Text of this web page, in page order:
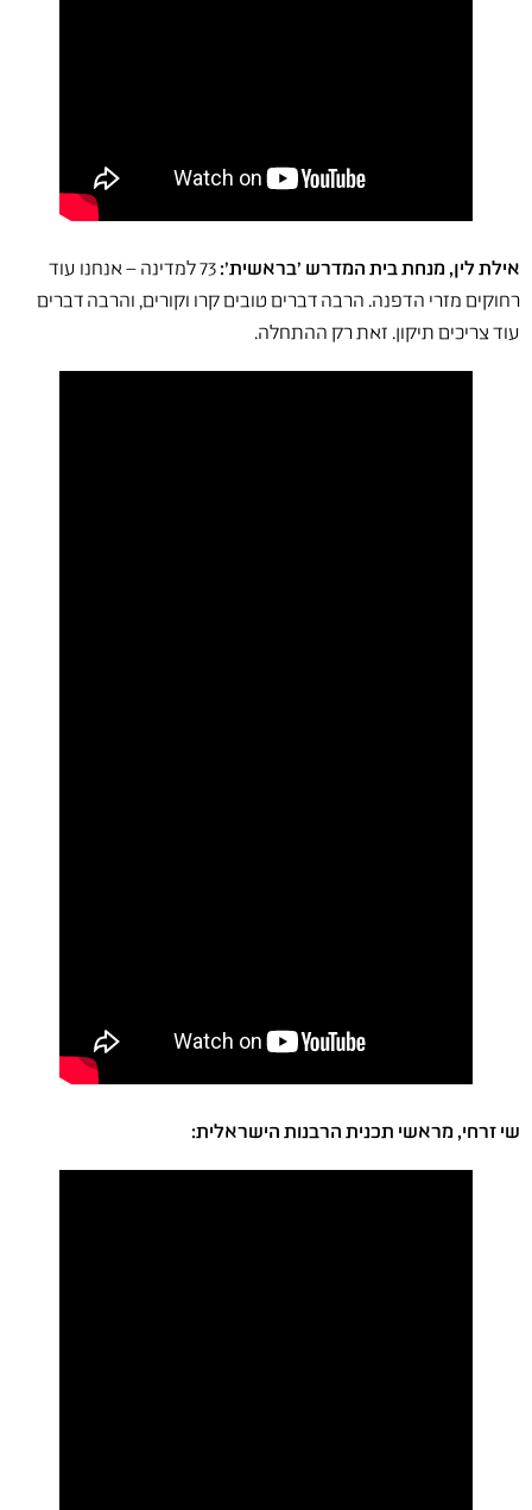
אילת לין, מנחת בית המדרש 'בראשית':
73 למדינה – אנחנו עוד
רחוקים מזרי הדפנה. הרבה דברים טובים קרו וקורים, והרבה דברים
עוד צריכים תיקון. זאת רק ההתחלה.
שי זרחי, מראשי תכנית הרבנות הישראלית: